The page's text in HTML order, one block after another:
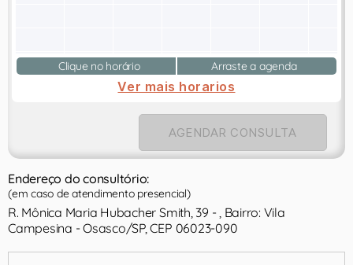
Clique no horário Arraste a agenda
Ver mais horarios
AGENDAR CONSULTA
Endereço do consultório:
(em caso de atendimento presencial)
R. Mônica Maria Hubacher Smith, 39 - , Bairro: Vila
Campesina - Osasco/SP, CEP 06023-090